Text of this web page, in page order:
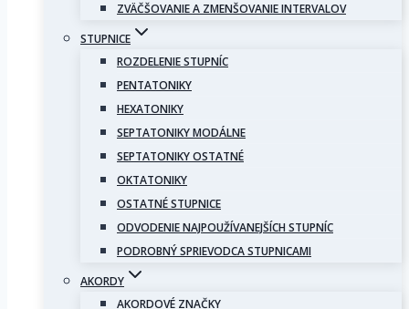
ZVÄČŠOVANIE A ZMENŠOVANIE INTERVALOV
STUPNICE
ROZDELENIE STUPNÍC
PENTATONIKY
HEXATONIKY
SEPTATONIKY MODÁLNE
SEPTATONIKY OSTATNÉ
OKTATONIKY
OSTATNÉ STUPNICE
ODVODENIE NAJPOUŽÍVANEJŠÍCH STUPNÍC
PODROBNÝ SPRIEVODCA STUPNICAMI
AKORDY
AKORDOVÉ ZNAČKY